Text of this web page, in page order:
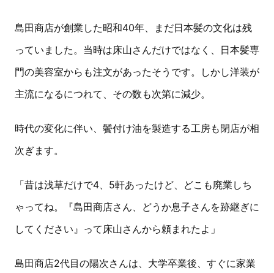
島田商店が創業した昭和40年、まだ日本髪の文化は残
っていました。当時は床山さんだけではなく、日本髪専
門の美容室からも注文があったそうです。しかし洋装が
主流になるにつれて、その数も次第に減少。
時代の変化に伴い、鬢付け油を製造する工房も閉店が相
次ぎます。
「昔は浅草だけで4、5軒あったけど、どこも廃業しち
ゃってね。『島田商店さん、どうか息子さんを跡継ぎに
してください』って床山さんから頼まれたよ」
島田商店2代目の陽次さんは、大学卒業後、すぐに家業